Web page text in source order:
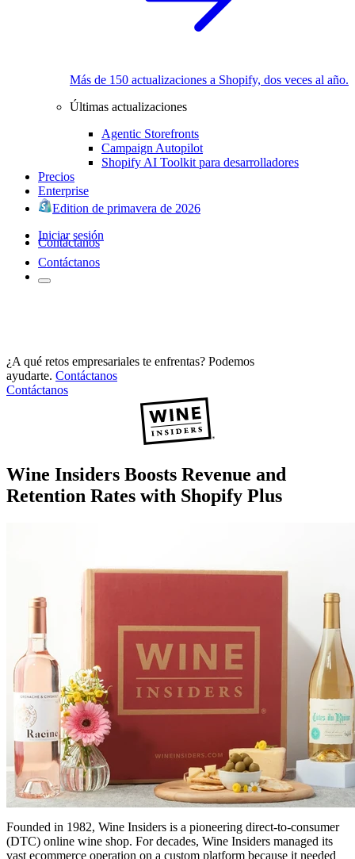
Más de 150 actualizaciones a Shopify, dos veces al año.
Últimas actualizaciones
Agentic Storefronts
Campaign Autopilot
Shopify AI Toolkit para desarrolladores
Precios
Enterprise
Edition de primavera de 2026
Iniciar sesión
Contáctanos
Contáctanos
¿A qué retos empresariales te enfrentas? Podemos
ayudarte. Contáctanos
Contáctanos
Wine Insiders Boosts Revenue and
Retention Rates with Shopify Plus
Founded in 1982, Wine Insiders is a pioneering direct-to-consumer
(DTC) online wine shop. For decades, Wine Insiders managed its
vast ecommerce operation on a custom platform because it needed